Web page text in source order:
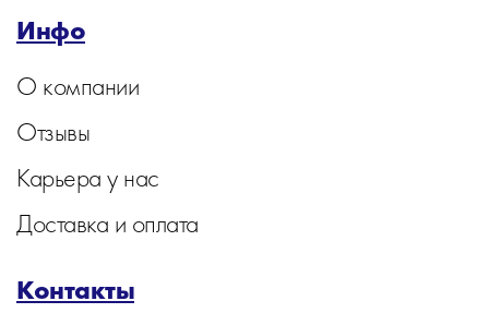
Инфо
О компании
Отзывы
Карьера у нас
Доставка и оплата
Контакты